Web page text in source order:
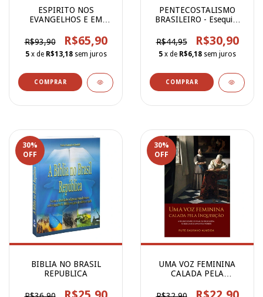
ESPIRITO NOS
EVANGELHOS E EM
R$93,90
R$65,90
5 x de R$13,18 sem juros
PENTECOSTALISMO
BRASILEIRO - Esequias
R$44,95
R$30,90
5 x de R$6,18 sem juros
30%
OFF
BIBLIA NO BRASIL
REPUBLICA
30%
OFF
UMA VOZ FEMININA
CALADA PELA